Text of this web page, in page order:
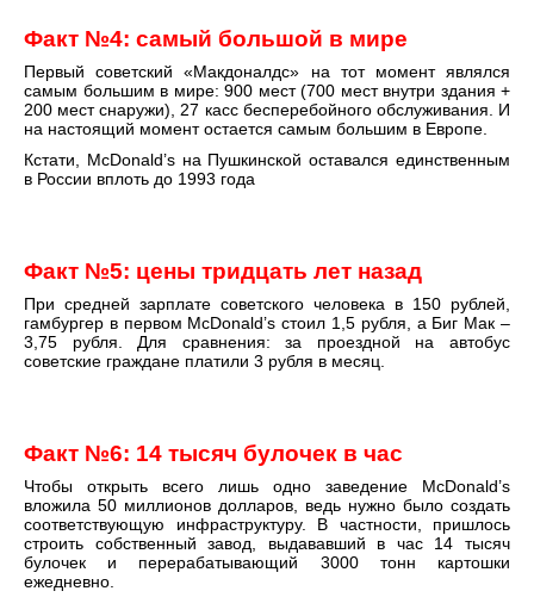
Факт №4: самый большой в мире
Первый советский «Макдоналдс» на тот момент являлся
самым большим в мире: 900 мест (700 мест внутри здания +
200 мест снаружи), 27 касс бесперебойного обслуживания. И
на настоящий момент остается самым большим в Европе.
Кстати, McDonald’s на Пушкинской оставался единственным
в России вплоть до 1993 года
Факт №5: цены тридцать лет назад
При средней зарплате советского человека в 150 рублей,
гамбургер в первом McDonald’s стоил 1,5 рубля, а Биг Мак –
3,75 рубля. Для сравнения: за проездной на автобус
советские граждане платили 3 рубля в месяц.
Факт №6: 14 тысяч булочек в час
Чтобы открыть всего лишь одно заведение McDonald’s
вложила 50 миллионов долларов, ведь нужно было создать
соответствующую инфраструктуру. В частности, пришлось
строить собственный завод, выдававший в час 14 тысяч
булочек и перерабатывающий 3000 тонн картошки
ежедневно.